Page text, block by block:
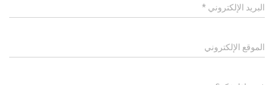
البريد الإلكتروني *
الموقع الإلكتروني